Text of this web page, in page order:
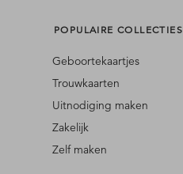
POPULAIRE COLLECTIES
Geboortekaartjes
Trouwkaarten
Uitnodiging maken
Zakelijk
Zelf maken